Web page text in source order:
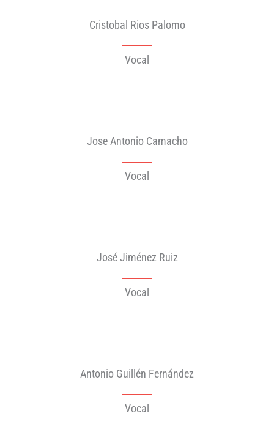
Cristobal Rios Palomo
Vocal
Jose Antonio Camacho
Vocal
José Jiménez Ruiz
Vocal
Antonio Guillén Fernández
Vocal